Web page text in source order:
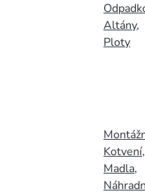
Altány,
Ploty
Kotvení,
Madla,